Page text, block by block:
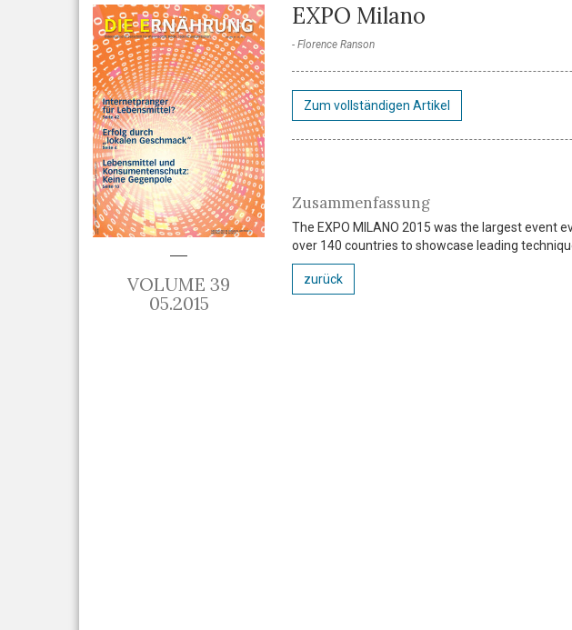
VOLUME 39
05.2015
EXPO Milano
Florence Ranson
Zum vollständigen Artikel
Zusammenfassung
The EXPO MILANO 2015 was the largest event
over 140 countries to showcase leading
zurück